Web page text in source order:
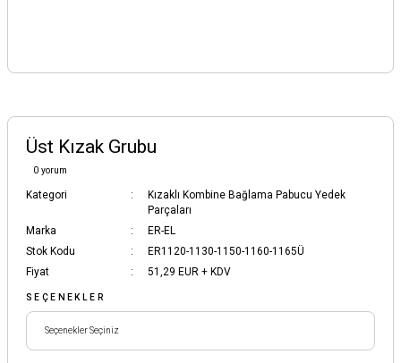
Üst Kızak Grubu
0 yorum
Kategori
Kızaklı Kombine Bağlama Pabucu Yedek
Parçaları
Marka
ER-EL
Stok Kodu
ER1120-1130-1150-1160-1165Ü
Fiyat
51,29 EUR + KDV
SEÇENEKLER